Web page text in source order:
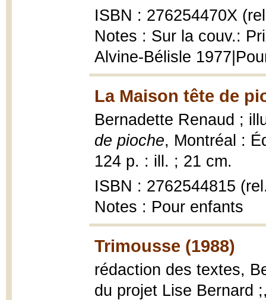
ISBN : 276254470X
Notes : Sur la couv.:
Alvine-Bélisle
La Maison tête de
Bernadette Renaud ;
de pioche, Montréal :
124 p. : ill. ; 21 cm.
ISBN : 2762544815
Notes : Pour enfants
Trimousse (1988)
rédaction des textes,
du projet Lise Bernard